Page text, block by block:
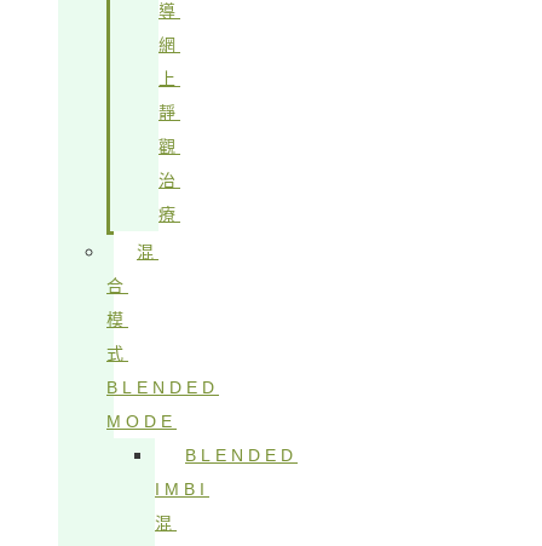
導
網
上
靜
觀
治
療
混
合
模
式
BLENDED
MODE
BLENDED
IMBI
混